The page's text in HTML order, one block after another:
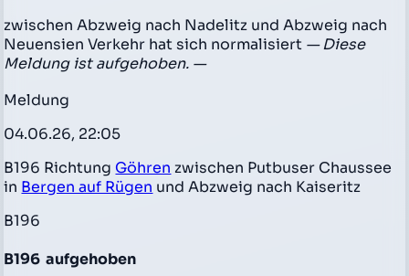
zwischen Abzweig nach Nadelitz und Abzweig nach
Neuensien Verkehr hat sich normalisiert — Diese
Meldung ist aufgehoben. —
Meldung
04.06.26, 22:05
B196 Richtung Göhren zwischen Putbuser Chaussee
in Bergen auf Rügen und Abzweig nach Kaiseritz
B196
B196 aufgehoben